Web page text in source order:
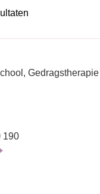
Gedragstherapie
190